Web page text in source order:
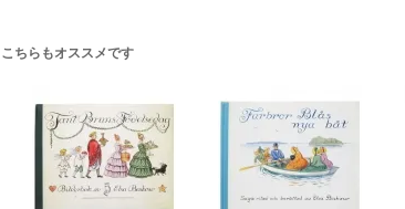
こちらもオススメです